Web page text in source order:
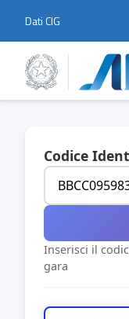
Dati CIG
Codice
Inserisci il
gara